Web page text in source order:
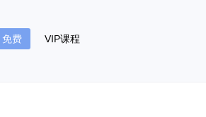
免费 VIP课程